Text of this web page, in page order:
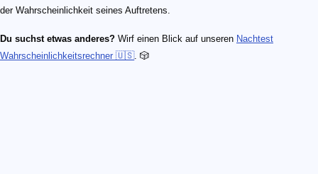
der Wahrscheinlichkeit seines Auftretens.
Du suchst etwas anderes? Wirf einen Blick auf unseren Nachtest
Wahrscheinlichkeitsrechner 🇺🇸. 🎲